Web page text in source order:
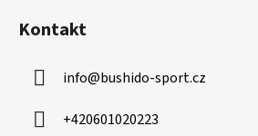
Kontakt
info@bushido-sport.cz
+420601020223